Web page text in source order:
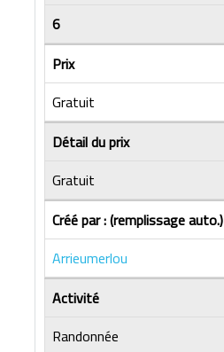
6
Prix
Gratuit
Détail du prix
Gratuit
Créé par : (remplissage auto.)
Arrieumerlou
Activité
Randonnée